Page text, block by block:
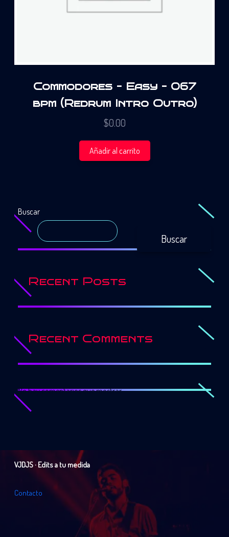
Commodores – Easy – 067
bpm (Redrum Intro Outro)
$0.00
Añadir al carrito
Buscar
Buscar
Recent Posts
Recent Comments
No hay comentarios que mostrar.
VJDJS · Edits a tu medida
Contacto